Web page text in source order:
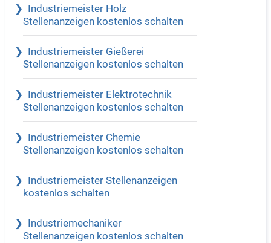
Industriemeister Holz
Stellenanzeigen kostenlos schalten
Industriemeister Gießerei
Stellenanzeigen kostenlos schalten
Industriemeister Elektrotechnik
Stellenanzeigen kostenlos schalten
Industriemeister Chemie
Stellenanzeigen kostenlos schalten
Industriemeister Stellenanzeigen
kostenlos schalten
Industriemechaniker
Stellenanzeigen kostenlos schalten